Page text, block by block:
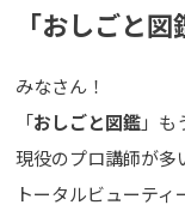
「おしごと
みなさん！
「おしごと図鑑」も
現役のプロ講師が多
トータルビューテ